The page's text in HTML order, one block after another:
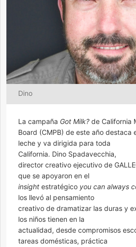
Dino
La campaña Got Milk? de California
Board (CMPB) de este año destaca
leche y va dirigida para toda
California. Dino Spadavecchia,
director creativo ejecutivo de
que se apoyaron en el
insight estratégico you can always
los llevó al pensamiento
creativo de dramatizar las duras y
los niños tienen en la
actualidad, desde compromisos
tareas domésticas, práctica